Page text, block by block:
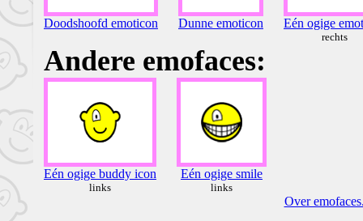
Doodshoofd emoticon Dunne emoticon Eén ogige
rechts
Andere emofaces:
Eén ogige buddy icon
links
Eén ogige smile
links
Over